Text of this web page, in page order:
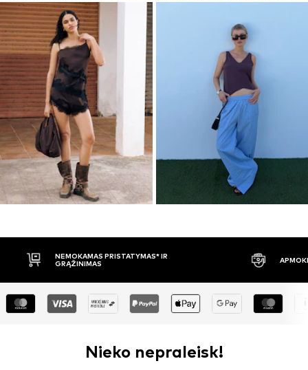
APMOKĖJIMAS PRISTAČIUS 30 DIENŲ
Nieko nepraleisk!